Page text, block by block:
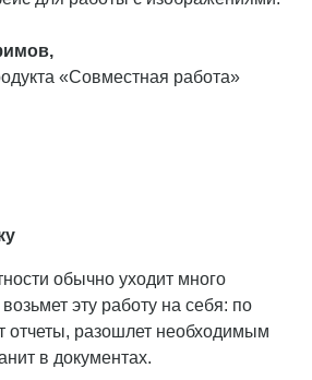
«Совместная работа»
обычно уходит много
эту работу на себя: по
отчеты, разошлет необходимым
в документах.